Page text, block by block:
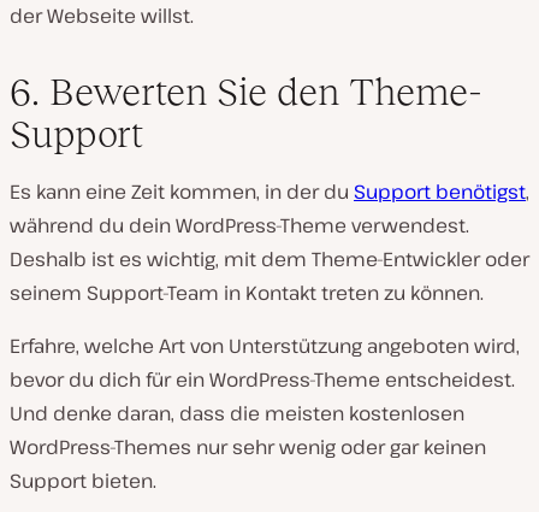
der Webseite willst.
6. Bewerten Sie den Theme-
Support
Es kann eine Zeit kommen, in der du Support benötigst,
während du dein WordPress-Theme verwendest.
Deshalb ist es wichtig, mit dem Theme-Entwickler oder
seinem Support-Team in Kontakt treten zu können.
Erfahre, welche Art von Unterstützung angeboten wird,
bevor du dich für ein WordPress-Theme entscheidest.
Und denke daran, dass die meisten kostenlosen
WordPress-Themes nur sehr wenig oder gar keinen
Support bieten.